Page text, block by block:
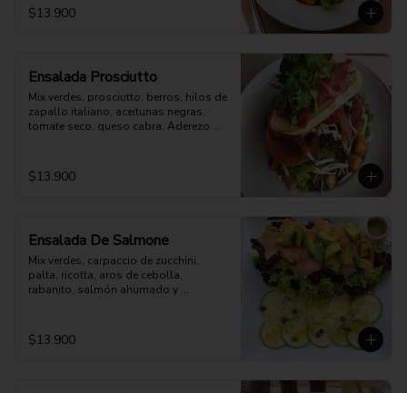
$13.900
Ensalada Prosciutto
Mix verdes, prosciutto, berros, hilos de
zapallo italiano, aceitunas negras,
tomate seco, queso cabra. Aderezo
$13.900
Ensalada De Salmone
Mix verdes, carpaccio de zucchini,
palta, ricotta, aros de cebolla,
rabanito, salmón ahumado y
$13.900